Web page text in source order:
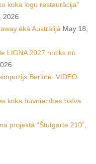
koka logu restaurācija”
2026
ēkā Austrālijā May 18,
LIGNA 2027 notiks no
Berlīnē: VIDEO
koka būvniecības balva
projektā “Štutgarte 210”,